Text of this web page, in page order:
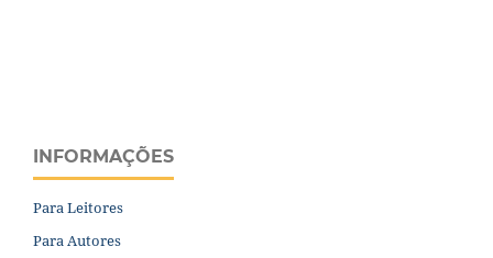
INFORMAÇÕES
Para Leitores
Para Autores